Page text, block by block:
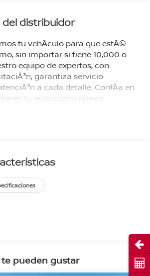
distribuidor
tu vehÃ­culo para que estÃ©
sin importar si tiene 10,000 o
equipo de expertos, con
garantiza servicio
a cada detalle. ConfÃ­a en
tu auto como nuevo.
pueden gustar